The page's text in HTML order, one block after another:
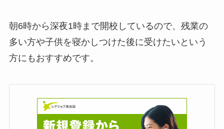
朝6時から深夜1時まで開校 しているので、残業の
多い方や子供を寝かしつけた後に受けたいという
方にもおすすめです。